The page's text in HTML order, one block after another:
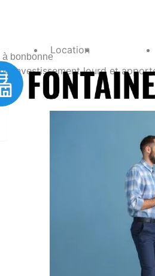
Accueil Location
réseau
à bonbonne
investissement lourd et